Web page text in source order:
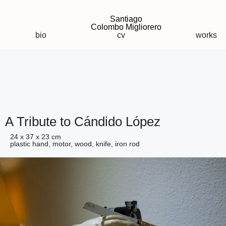
Santiago
Colombo Migliorero
bio
cv works
A Tribute to Cándido López
24 x 37 x 23 cm
plastic hand, motor, wood, knife, iron rod